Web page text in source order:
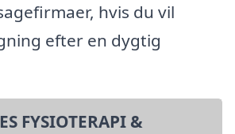
hvis du vil
efter en dygtig
FYSIOTERAPI &